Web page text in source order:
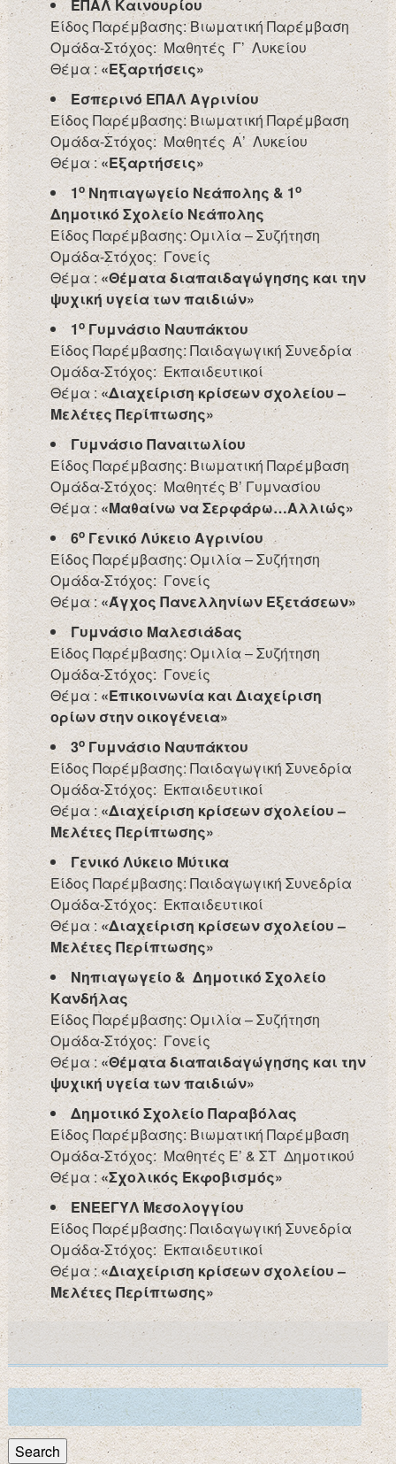
ΕΠΑΛ Καινουρίου
Είδος Παρέμβασης: Βιωματική Παρέμβαση
Ομάδα-Στόχος: Μαθητές Γ’ Λυκείου
Θέμα :«Εξαρτήσεις»
Εσπερινό ΕΠΑΛ Αγρινίου
Είδος Παρέμβασης: Βιωματική Παρέμβαση
Ομάδα-Στόχος: Μαθητές Α’ Λυκείου
Θέμα :«Εξαρτήσεις»
1οΝηπιαγωγείο Νεάπολης & 1ο
Δημοτικό Σχολείο Νεάπολης
Είδος Παρέμβασης: Ομιλία – Συζήτηση
Ομάδα-Στόχος: Γονείς
Θέμα :«Θέματα διαπαιδαγώγησης και την
ψυχική υγεία των παιδιών»
1οΓυμνάσιο Ναυπάκτου
Είδος Παρέμβασης: Παιδαγωγική Συνεδρία
Ομάδα-Στόχος: Εκπαιδευτικοί
Θέμα :«Διαχείριση κρίσεων σχολείου –
Μελέτες Περίπτωσης»
Γυμνάσιο Παναιτωλίου
Είδος Παρέμβασης: Βιωματική Παρέμβαση
Ομάδα-Στόχος: Μαθητές Β’ Γυμνασίου
Θέμα :«Μαθαίνω να Σερφάρω…Αλλιώς»
6οΓενικό Λύκειο Αγρινίου
Είδος Παρέμβασης: Ομιλία – Συζήτηση
Ομάδα-Στόχος: Γονείς
Θέμα :«Άγχος Πανελληνίων Εξετάσεων»
Γυμνάσιο Μαλεσιάδας
Είδος Παρέμβασης: Ομιλία – Συζήτηση
Ομάδα-Στόχος: Γονείς
Θέμα : «Επικοινωνία και Διαχείριση
ορίων στην οικογένεια»
3οΓυμνάσιο Ναυπάκτου
Είδος Παρέμβασης: Παιδαγωγική Συνεδρία
Ομάδα-Στόχος: Εκπαιδευτικοί
Θέμα :«Διαχείριση κρίσεων σχολείου –
Μελέτες Περίπτωσης»
Γενικό Λύκειο Μύτικα
Είδος Παρέμβασης: Παιδαγωγική Συνεδρία
Ομάδα-Στόχος: Εκπαιδευτικοί
Θέμα :«Διαχείριση κρίσεων σχολείου –
Μελέτες Περίπτωσης»
Νηπιαγωγείο & Δημοτικό Σχολείο
Κανδήλας
Είδος Παρέμβασης: Ομιλία – Συζήτηση
Ομάδα-Στόχος: Γονείς
Θέμα :«Θέματα διαπαιδαγώγησης και την
ψυχική υγεία των παιδιών»
Δημοτικό Σχολείο Παραβόλας
Είδος Παρέμβασης: Βιωματική Παρέμβαση
Ομάδα-Στόχος: Μαθητές Ε’ & ΣΤ Δημοτικού
Θέμα :«Σχολικός Εκφοβισμός»
ΕΝΕΕΓΥΛ Μεσολογγίου
Είδος Παρέμβασης: Παιδαγωγική Συνεδρία
Ομάδα-Στόχος: Εκπαιδευτικοί
Θέμα :«Διαχείριση κρίσεων σχολείου –
Μελέτες Περίπτωσης»
Search
for:
Search